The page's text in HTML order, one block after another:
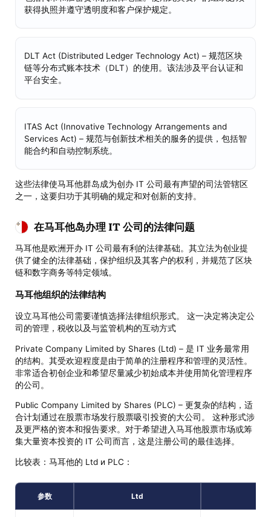
获得执照并遵守透明度和客户保护规定。
DLT Act (Distributed Ledger Technology Act) – 规范区块
链等分布式账本技术（DLT）的使用。该法涉及平台认证和
平台安全。
ITAS Act (Innovative Technology Arrangements and
Services Act) – 规范与创新技术相关的服务的提供，包括智
能合约和自动控制系统。
这些法律使马耳他群岛成为创办 IT 公司最有声望的司法管辖区
之一，这要归功于其明确的规定和对创新的支持。
在马耳他岛办理 IT 公司的法律问题
马耳他是欧洲开办 IT 公司最有利的法律基础。其立法为创业提
供了健全的法律基础，保护组织及其客户的权利，并规范了区块
链和数字商务等特定领域。
马耳他组织的法律结构
设立马耳他公司需要谨慎选择法律组织形式。 这一决定将决定公
司的管理，税收以及与监管机构的互动方式
Private Company Limited by Shares (Ltd) – 是 IT 业务最常用
的结构。其受欢迎程度是由于简单的注册程序和管理的灵活性。
非常适合初创企业和希望尽量减少初始成本并使用简化管理程序
的公司。
Public Company Limited by Shares (PLC) – 更复杂的结构，适
合计划通过在股票市场发行股票吸引投资的大公司。 这种形式涉
及更严格的资本和报告要求。对于希望进入马耳他股票市场或筹
集大量资本投资的 IT 公司而言，这是注册公司的最佳选择。
比较表：马耳他的 Ltd и PLC：
参数 Ltd